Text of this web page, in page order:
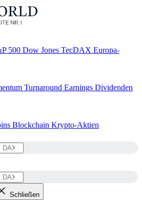
500 Dow Jones TecDAX Europa-
Turnaround Earnings Dividenden
Blockchain Krypto-Aktien
Schließen